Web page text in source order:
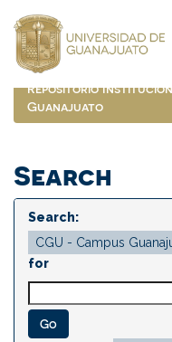
navigation
Repositorio
Guanajuato
Search
Search:
for